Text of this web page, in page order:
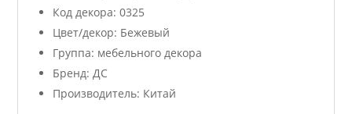
Код декора: 0325
Цвет/декор: Бежевый
Группа: мебельного декора
Бренд: ДС
Производитель: Китай